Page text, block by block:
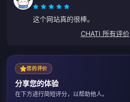
这个网站真的很棒。
CHATI 所有评价
您的评价
分享您的体验
在下方进行简短评分，以帮助他人。